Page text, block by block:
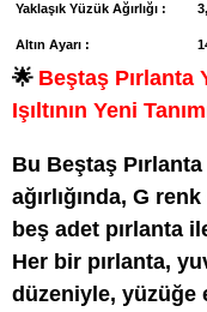
Yaklaşık Yüzük Ağırlığı :
Altın Ayarı :
🌟 Beştaş Pırlanta
Işıltının Yeni
Bu Beştaş
ağırlığında, G
beş adet pırlanta
Her bir pırlanta,
düzeniyle, yüzüğe